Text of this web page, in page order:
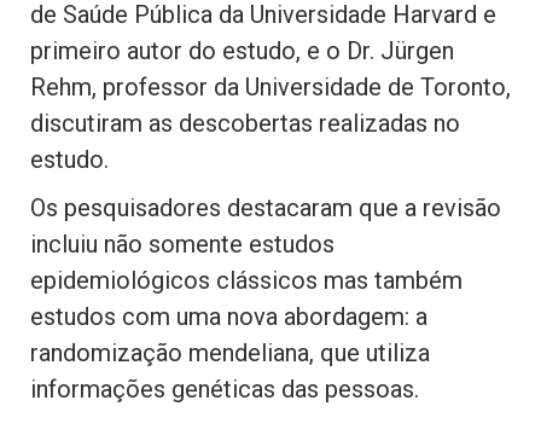
de Saúde Pública da Universidade Harvard e
primeiro autor do estudo, e o Dr. Jürgen
Rehm, professor da Universidade de Toronto,
discutiram as descobertas realizadas no
estudo.
Os pesquisadores destacaram que a revisão
incluiu não somente estudos
epidemiológicos clássicos mas também
estudos com uma nova abordagem: a
randomização mendeliana, que utiliza
informações genéticas das pessoas.